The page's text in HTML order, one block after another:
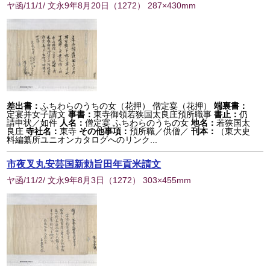
ヤ函/11/1/ 文永9年8月20日 （1272） 287×430mm
差出書：ふちわらのうちの女（花押） 僧定宴（花押）
端裏書：
定宴并女子請文 事書：東寺御領若狭国太良庄預所職事書止：仍
請申状／如件 人名：僧定宴 ふちわらのうちの女 地名：若狭国太
良庄 寺社名：東寺 その他事項：預所職／供僧／刊本：
（東大史
料編纂所ユニオンカタログへのリンク...
市夜叉丸安芸国新勅旨田年貢米請文
ヤ函/11/2/ 文永9年8月3日 （1272） 303×455mm